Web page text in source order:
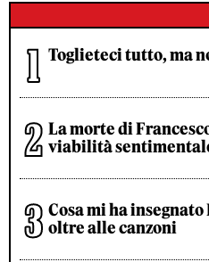
Toglieteci tutto, ma
La morte di
viabilità
Cosa mi ha
oltre alle canzoni